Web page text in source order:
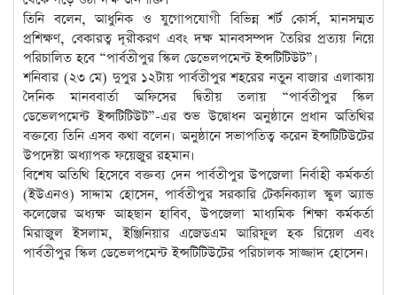
তিনি বলেন, আধুনিক ও যুগোপযোগী বিভিন্ন শর্ট কোর্স, মানসম্মত
প্রশিক্ষণ, বেকারত্ব দূরীকরণ এবং দক্ষ মানবসম্পদ তৈরির প্রত্যয় নিয়ে
পরিচালিত হবে “পার্বতীপুর স্কিল ডেভেলপমেন্ট ইন্সটিটিউট”।
শনিবার (২৩ মে) দুপুর ১২টায় পার্বতীপুর শহরের নতুন বাজার এলাকায়
দৈনিক মানববার্তা অফিসের দ্বিতীয় তলায় “পার্বতীপুর স্কিল
ডেভেলপমেন্ট ইন্সটিটিউট”-এর শুভ উদ্বোধন অনুষ্ঠানে প্রধান অতিথির
বক্তব্যে তিনি এসব কথা বলেন। অনুষ্ঠানে সভাপতিত্ব করেন ইন্সটিটিউটের
উপদেষ্টা অধ্যাপক ফয়েজুর রহমান।
বিশেষ অতিথি হিসেবে বক্তব্য দেন পার্বতীপুর উপজেলা নির্বাহী কর্মকর্তা
(ইউএনও) সাদ্দাম হোসেন, পার্বতীপুর সরকারি টেকনিক্যাল স্কুল অ্যান্ড
কলেজের অধ্যক্ষ আহছান হাবিব, উপজেলা মাধ্যমিক শিক্ষা কর্মকর্তা
মিরাজুল ইসলাম, ইঞ্জিনিয়ার এজেডএম আরিফুল হক রিয়েল এবং
পার্বতীপুর স্কিল ডেভেলপমেন্ট ইন্সটিটিউটের পরিচালক সাজ্জাদ হোসেন।